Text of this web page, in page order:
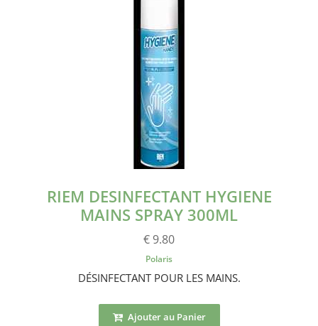
RIEM DESINFECTANT HYGIENE
MAINS SPRAY 300ML
€ 9.80
Polaris
DÉSINFECTANT POUR LES MAINS.
Ajouter au Panier